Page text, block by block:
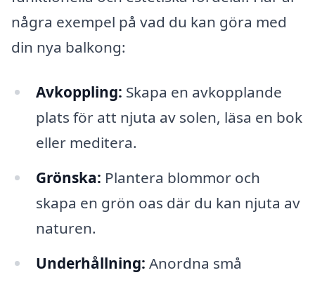
några exempel på vad du kan göra med
din nya balkong:
Avkoppling: Skapa en avkopplande
plats för att njuta av solen, läsa en bok
eller meditera.
Grönska: Plantera blommor och
skapa en grön oas där du kan njuta av
naturen.
Underhållning: Anordna små